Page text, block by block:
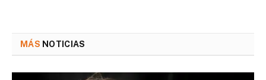
MÁS NOTICIAS